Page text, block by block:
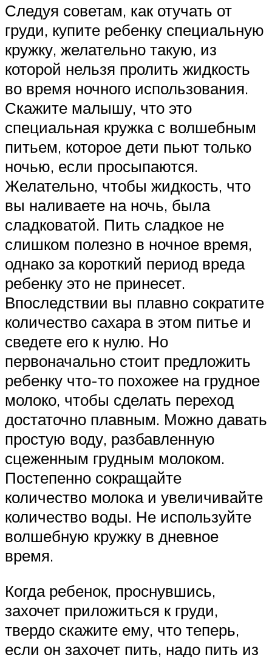
Следуя советам, как отучать от
груди, купите ребенку специальную
кружку, желательно такую, из
которой нельзя пролить жидкость
во время ночного использования.
Скажите малышу, что это
специальная кружка с волшебным
питьем, которое дети пьют только
ночью, если просыпаются.
Желательно, чтобы жидкость, что
вы наливаете на ночь, была
сладковатой. Пить сладкое не
слишком полезно в ночное время,
однако за короткий период вреда
ребенку это не принесет.
Впоследствии вы плавно сократите
количество сахара в этом питье и
сведете его к нулю. Но
первоначально стоит предложить
ребенку что-то похожее на грудное
молоко, чтобы сделать переход
достаточно плавным. Можно давать
простую воду, разбавленную
сцеженным грудным молоком.
Постепенно сокращайте
количество молока и увеличивайте
количество воды. Не используйте
волшебную кружку в дневное
время.
Когда ребенок, проснувшись,
захочет приложиться к груди,
твердо скажите ему, что теперь,
если он захочет пить, надо пить из